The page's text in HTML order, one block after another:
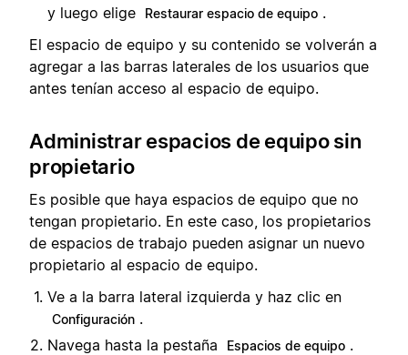
y luego elige
Restaurar espacio de equipo .
El espacio de equipo y su contenido se volverán a
agregar a las barras laterales de los usuarios que
antes tenían acceso al espacio de equipo.
Administrar espacios de equipo sin
propietario
Es posible que haya espacios de equipo que no
tengan propietario. En este caso, los propietarios
de espacios de trabajo pueden asignar un nuevo
propietario al espacio de equipo.
Ve a la barra lateral izquierda y haz clic en
Configuración .
Navega hasta la pestaña
Espacios de equipo .